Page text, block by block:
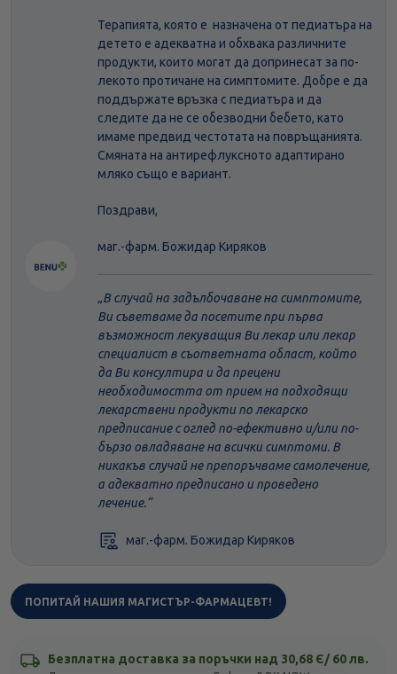
Терапията, която е назначена от педиатъра на
детето е адекватна и обхвака различните
продукти, които могат да допринесат за по-
лекото протичане на симптомите. Добре е да
поддържате връзка с педиатъра и да
следите да не се обезводни бебето, като
имаме предвид честотата на повръщанията.
Смяната на антирефлуксното адаптирано
мляко също е вариант.
Поздрави,
маг.-фарм. Божидар Киряков
В случай на задълбочаване на симптомите,
Ви съветваме да посетите при първа
възможност лекуващия Ви лекар или лекар
специалист в съответната област, който
да Ви консултира и да прецени
необходимостта от прием на подходящи
лекарствени продукти по лекарско
предписание с оглед по-ефективно и/или по-
бързо овладяване на всички симптоми. В
никакъв случай не препоръчваме самолечение,
а адекватно предписано и проведено
лечение.
маг.-фарм. Божидар Киряков
ПОПИТАЙ НАШИЯ МАГИСТЪР-ФАРМАЦЕВТ!
Безплатна доставка за поръчки над 30,68 Є/ 60 лв.